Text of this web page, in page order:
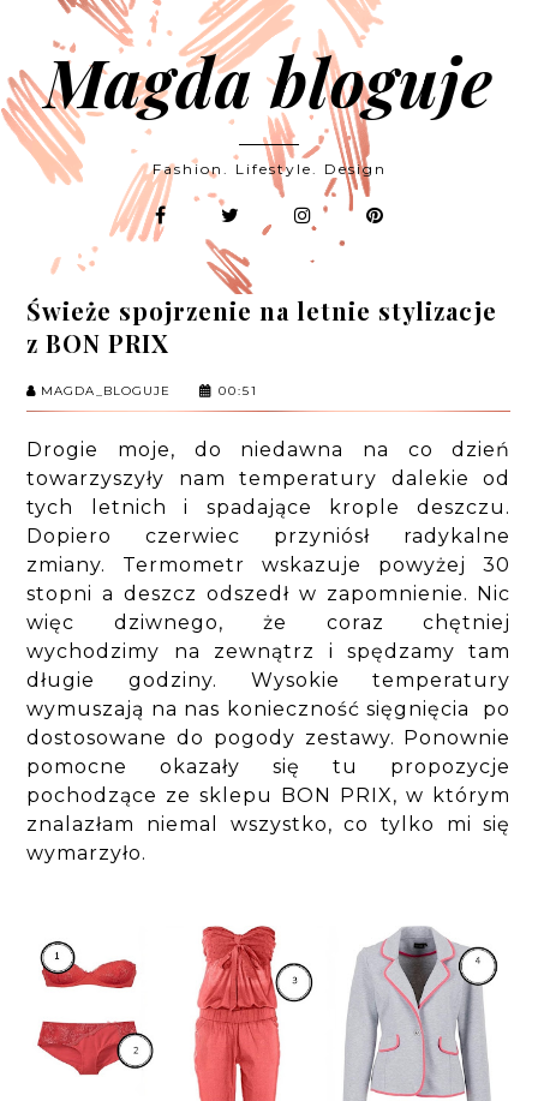
Magda bloguje
Fashion. Lifestyle. Design
Świeże spojrzenie na letnie stylizacje
z BON PRIX
MAGDA_BLOGUJE 00:51
Drogie moje, do niedawna na co dzień
towarzyszyły nam temperatury dalekie od
tych letnich i spadające krople deszczu.
Dopiero czerwiec przyniósł radykalne
zmiany. Termometr wskazuje powyżej 30
stopni a deszcz odszedł w zapomnienie. Nic
więc dziwnego, że coraz chętniej
wychodzimy na zewnątrz i spędzamy tam
długie godziny. Wysokie temperatury
wymuszają na nas konieczność sięgnięcia po
dostosowane do pogody zestawy. Ponownie
pomocne okazały się tu propozycje
pochodzące ze sklepu BON PRIX, w którym
znalazłam niemal wszystko, co tylko mi się
wymarzyło.